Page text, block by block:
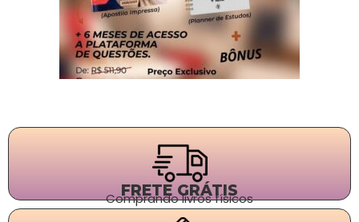
FRETE GRÁTIS
Comprando livros físicos